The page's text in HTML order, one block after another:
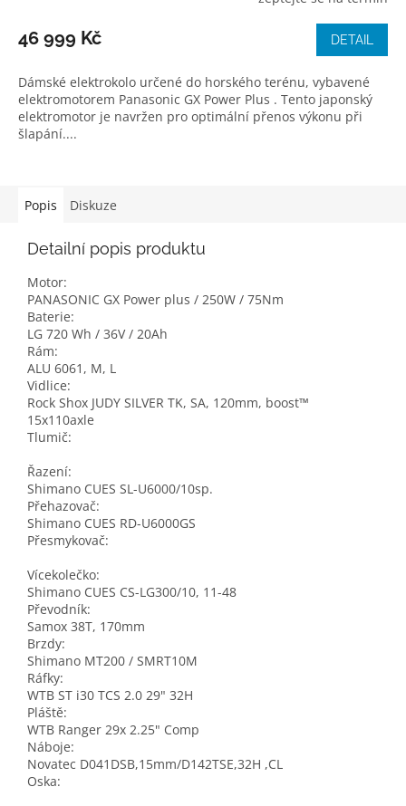
46 999 Kč DETAIL
Dámské elektrokolo určené do horského terénu, vybavené
elektromotorem Panasonic GX Power Plus . Tento japonský
elektromotor je navržen pro optimální přenos výkonu při
šlapání....
Popis Diskuze
Detailní popis produktu
Motor:
PANASONIC GX Power plus / 250W / 75Nm
Baterie:
LG 720 Wh / 36V / 20Ah
Rám:
ALU 6061, M, L
Vidlice:
Rock Shox JUDY SILVER TK, SA, 120mm, boost™
15x110axle
Tlumič:
Řazení:
Shimano CUES SL-U6000/10sp.
Přehazovač:
Shimano CUES RD-U6000GS
Přesmykovač:
Vícekolečko:
Shimano CUES CS-LG300/10, 11-48
Převodník:
Samox 38T, 170mm
Brzdy:
Shimano MT200 / SMRT10M
Ráfky:
WTB ST i30 TCS 2.0 29" 32H
Pláště:
WTB Ranger 29x 2.25" Comp
Náboje:
Novatec D041DSB,15mm/D142TSE,32H ,CL
Oska: